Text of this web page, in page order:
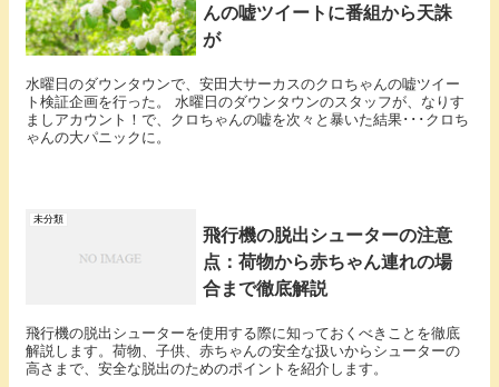
んの嘘ツイートに番組から天誅
が
水曜日のダウンタウンで、安田大サーカスのクロちゃんの嘘ツイー
ト検証企画を行った。 水曜日のダウンタウンのスタッフが、なりす
ましアカウント！で、クロちゃんの嘘を次々と暴いた結果･･･クロち
ゃんの大パニックに。
未分類
飛行機の脱出シューターの注意
点：荷物から赤ちゃん連れの場
合まで徹底解説
飛行機の脱出シューターを使用する際に知っておくべきことを徹底
解説します。荷物、子供、赤ちゃんの安全な扱いからシューターの
高さまで、安全な脱出のためのポイントを紹介します。